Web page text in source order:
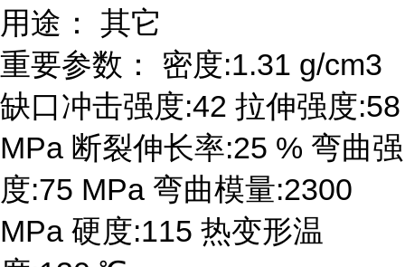
用途： 其它
重要参数： 密度:1.31 g/cm3
缺口冲击强度:42 拉伸强度:58
MPa 断裂伸长率:25 % 弯曲强
度:75 MPa 弯曲模量:2300
MPa 硬度:115 热变形温